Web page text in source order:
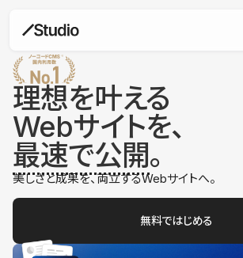
理想を叶える
Webサイトを、
最速で公開。
美しさと成果を、両立するWebサイトへ。
無料ではじめる